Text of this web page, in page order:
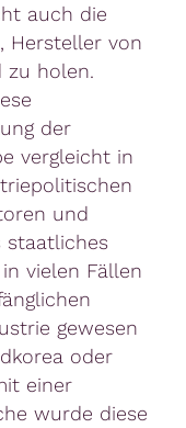
auch die
Hersteller von
zu holen.
der
vergleicht in
und
staatliches
vielen Fällen
gewesen
oder
einer
wurde diese